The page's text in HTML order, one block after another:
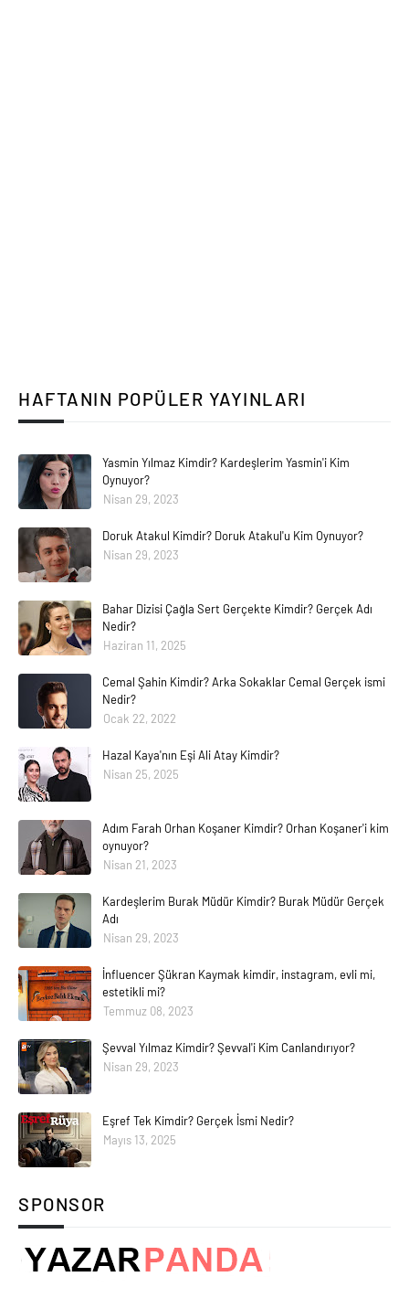
HAFTANIN POPÜLER YAYINLARI
Yasmin Yılmaz Kimdir? Kardeşlerim Yasmin'i Kim
Oynuyor?
Nisan 29, 2023
Doruk Atakul Kimdir? Doruk Atakul'u Kim Oynuyor?
Nisan 29, 2023
Bahar Dizisi Çağla Sert Gerçekte Kimdir? Gerçek Adı
Nedir?
Haziran 11, 2025
Cemal Şahin Kimdir? Arka Sokaklar Cemal Gerçek ismi
Nedir?
Ocak 22, 2022
Hazal Kaya'nın Eşi Ali Atay Kimdir?
Nisan 25, 2025
Adım Farah Orhan Koşaner Kimdir? Orhan Koşaner'i kim
oynuyor?
Nisan 21, 2023
Kardeşlerim Burak Müdür Kimdir? Burak Müdür Gerçek
Adı
Nisan 29, 2023
İnfluencer Şükran Kaymak kimdir, instagram, evli mi,
estetikli mi?
Temmuz 08, 2023
Şevval Yılmaz Kimdir? Şevval'i Kim Canlandırıyor?
Nisan 29, 2023
Eşref Tek Kimdir? Gerçek İsmi Nedir?
Mayıs 13, 2025
SPONSOR